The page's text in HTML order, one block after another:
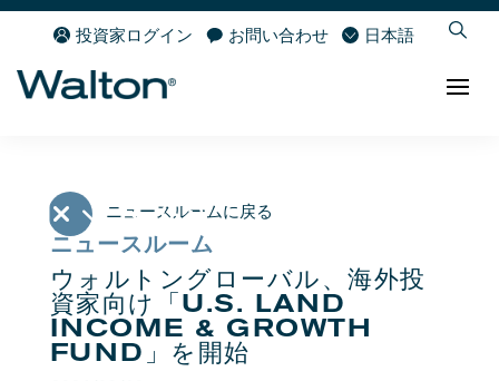
投資家ログイン お問い合わせ 日本語
ニュースルームに戻る
ニュースルーム
ウォルトングローバル、海外投
資家向け「U.S. LAND
INCOME & GROWTH
FUND」を開始